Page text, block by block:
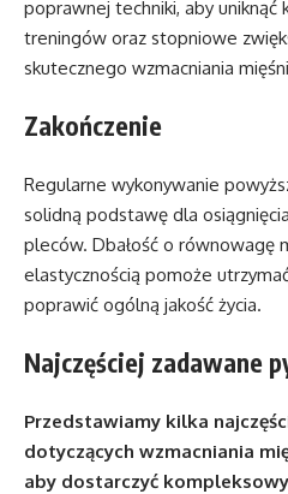
poprawnej techniki, aby uniknąć
treningów oraz stopniowe
skutecznego wzmacniania
Zakończenie
Regularne wykonywanie
solidną podstawę dla
pleców. Dbałość o równowagę
elastycznością pomoże
poprawić ogólną jakość życia.
Najczęściej zadawane
Przedstawiamy kilka
dotyczących wzmacniania
aby dostarczyć